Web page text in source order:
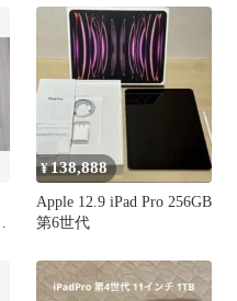
¥138,888
Apple 12.9 iPad Pro 256GB
第6世代